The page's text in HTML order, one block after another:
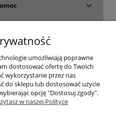
konto
i zwroty
umożliwiają poprawne
dostosować ofertę do Twoich
wykorzystanie przez nas
do sklepu lub dostosować użycie
opcję "Dostosuj zgody".
w naszej Polityce